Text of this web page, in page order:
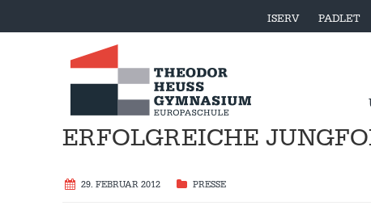
ISERV PADLET
ERFOLGREICHE
29. FEBRUAR 2012 PRESSE